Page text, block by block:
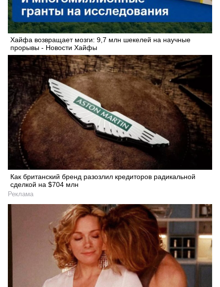
Хайфа возвращает мозги: 9,7 млн шекелей на научные
прорывы - Новости Хайфы
Как британский бренд разозлил кредиторов радикальной
сделкой на $704 млн
Реклама